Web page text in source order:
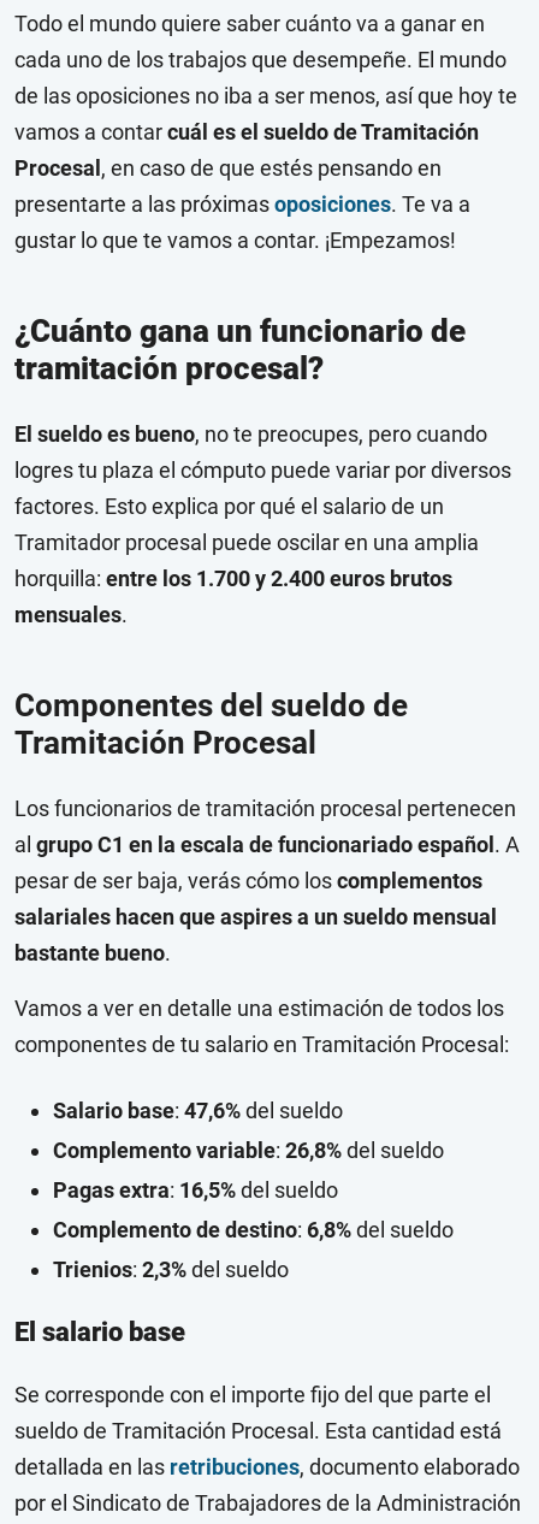
Todo el mundo quiere saber cuánto va a ganar en
cada uno de los trabajos que desempeñe. El mundo
de las oposiciones no iba a ser menos, así que hoy te
vamos a contarcuál es el sueldo de Tramitación
Procesal , en caso de que estés pensando en
presentarte a las próximasoposiciones. Te va a
gustar lo que te vamos a contar. ¡Empezamos!
¿Cuánto gana un funcionario de
tramitación procesal?
El sueldo es bueno, no te preocupes, pero cuando
logres tu plaza el cómputo puede variar por diversos
factores. Esto explica por qué el salario de un
Tramitador procesal puede oscilar en una amplia
horquilla: entre los 1.700 y 2.400 euros brutos
mensuales.
Componentes del sueldo de
Tramitación Procesal
Los funcionarios de tramitación procesal pertenecen
al grupo C1 en la escala de funcionariado español . A
pesar de ser baja, verás cómo loscomplementos
salariales hacen que aspires a un sueldo mensual
bastante bueno.
Vamos a ver en detalle una estimación de todos los
componentes de tu salario en Tramitación Procesal:
Salario base: 47,6%del sueldo
Complemento variable: 26,8%del sueldo
Pagas extra: 16,5%del sueldo
Complemento de destino: 6,8%del sueldo
Trienios: 2,3%del sueldo
El salario base
Se corresponde con el importe fijo del que parte el
sueldo de Tramitación Procesal. Esta cantidad está
detallada en las retribuciones, documento elaborado
por el Sindicato de Trabajadores de la Administración